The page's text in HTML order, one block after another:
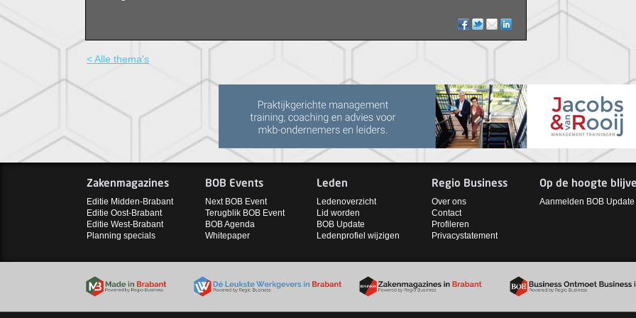
< Alle thema's
Zakenmagazines
Editie Midden-Brabant
Editie Oost-Brabant
Editie West-Brabant
Planning specials
BOB Events
Next BOB Event
Terugblik BOB Event
BOB Agenda
Whitepaper
Leden
Ledenoverzicht
Lid worden
BOB Update
Ledenprofiel wijzigen
Regio Business
Over ons
Contact
Profileren
Privacystatement
Op de hoogte
Aanmelden BOB Update